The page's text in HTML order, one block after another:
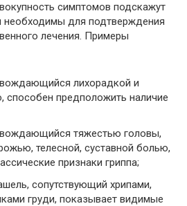
симптомов подскажут
необходимы для подтверждения
лечения. Примеры
лихорадкой и
способен предположить наличие
тяжестью головы,
телесной, суставной болью,
признаки гриппа;
сопутствующий хрипами,
груди, показывает видимые